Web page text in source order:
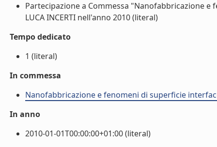
Partecipazione a Commessa "Nanofabbricazione e
LUCA INCERTI nell'anno 2010 (literal)
Tempo dedicato
1 (literal)
In commessa
Nanofabbricazione e fenomeni di superficie
In anno
2010-01-01T00:00:00+01:00 (literal)